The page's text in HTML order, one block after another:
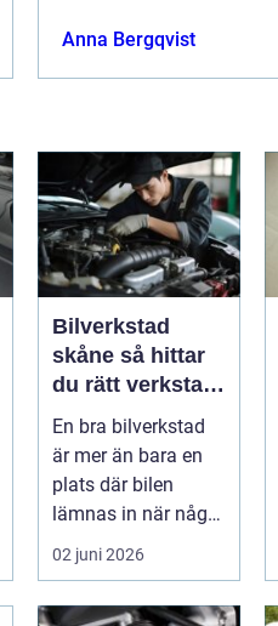
Anna Bergqvist
Bilverkstad
skåne så hittar
du rätt verkstad
för din bil
En bra bilverkstad
är mer än bara en
plats där bilen
lämnas in när något
går sönder. För
många biläg...
02 juni 2026